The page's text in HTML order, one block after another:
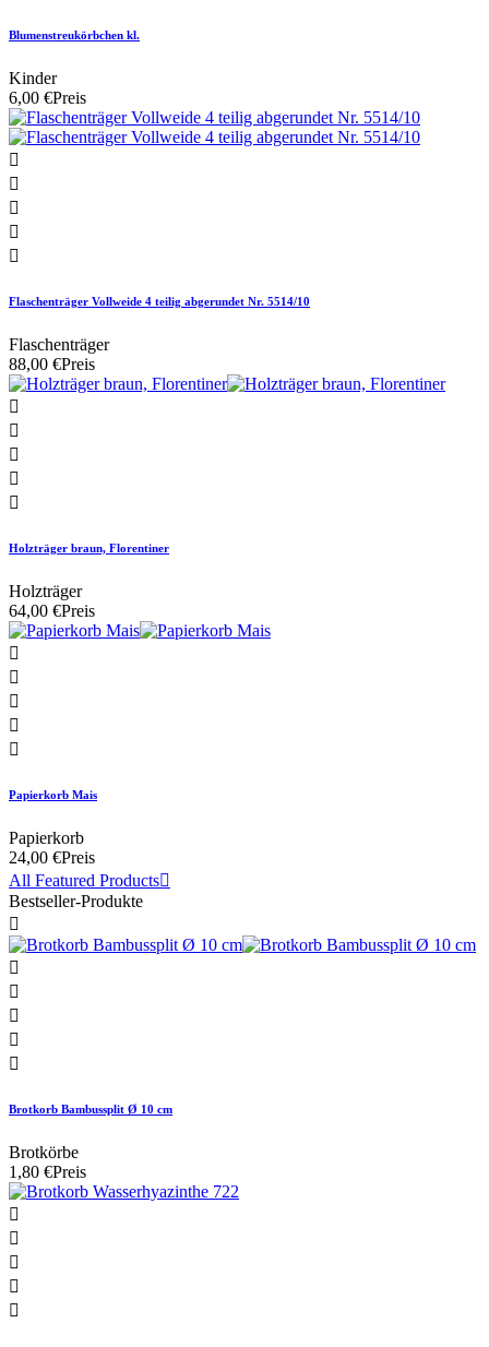
Blumenstreukörbchen kl.
Kinder
6,00 €Preis





Flaschenträger Vollweide 4 teilig abgerundet Nr. 5514/10
Flaschenträger
88,00 €Preis





Holzträger braun, Florentiner
Holzträger
64,00 €Preis





Papierkorb Mais
Papierkorb
24,00 €Preis
All Featured Products
Bestseller-Produkte






Brotkorb Bambussplit Ø 10 cm
Brotkörbe
1,80 €Preis




